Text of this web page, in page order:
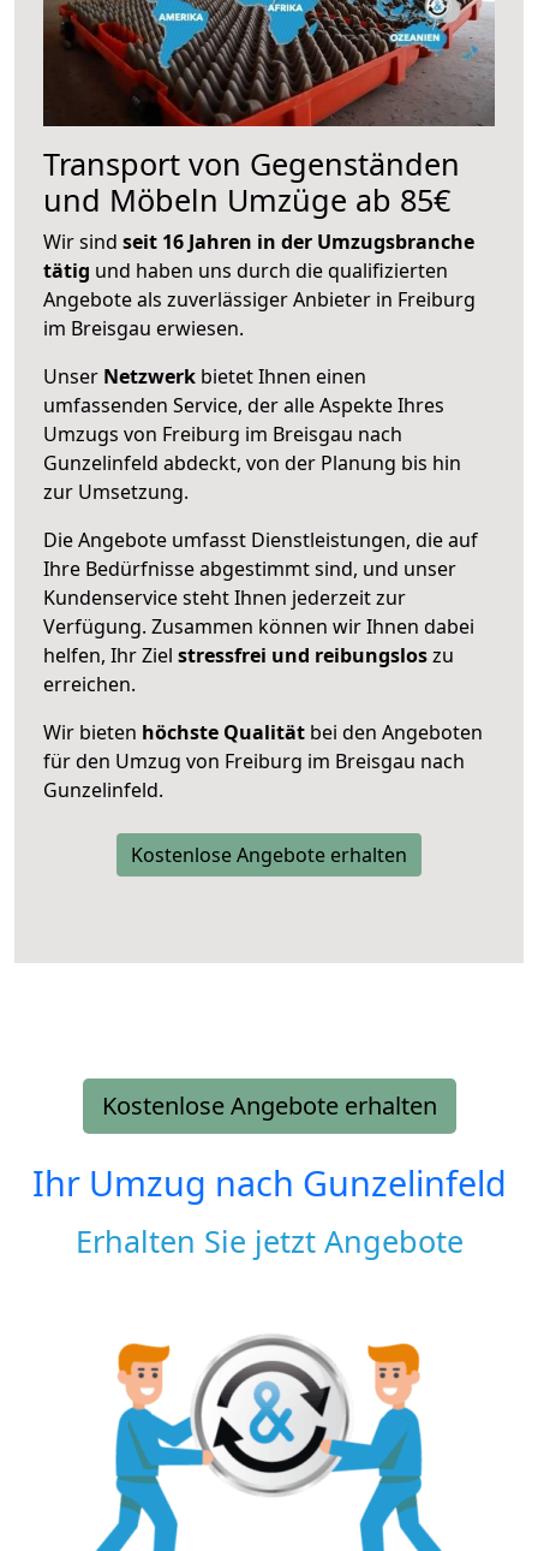
Transport von Gegenständen
und Möbeln Umzüge ab 85€
Wir sind seit 16 Jahren in der Umzugsbranche
tätig und haben uns durch die qualifizierten
Angebote als zuverlässiger Anbieter in Freiburg
im Breisgau erwiesen.
Unser Netzwerk bietet Ihnen einen
umfassenden Service, der alle Aspekte Ihres
Umzugs von Freiburg im Breisgau nach
Gunzelinfeld abdeckt, von der Planung bis hin
zur Umsetzung.
Die Angebote umfasst Dienstleistungen, die auf
Ihre Bedürfnisse abgestimmt sind, und unser
Kundenservice steht Ihnen jederzeit zur
Verfügung. Zusammen können wir Ihnen dabei
helfen, Ihr Ziel stressfrei und reibungsloszu
erreichen.
Wir bieten höchste Qualität bei den Angeboten
für den Umzug von Freiburg im Breisgau nach
Gunzelinfeld.
Kostenlose Angebote erhalten
Kostenlose Angebote erhalten
Ihr Umzug nach Gunzelinfeld
Erhalten Sie jetzt Angebote